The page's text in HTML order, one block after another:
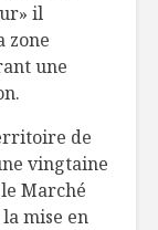
il
zone
une
de
vingtaine
Marché
mise en
Daniel
gars